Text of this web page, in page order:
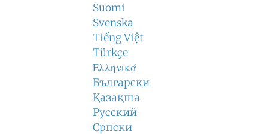
Suomi
Svenska
Tiếng Việt
Türkçe
Ελληνικά
Български
Қазақша
Русский
Српски